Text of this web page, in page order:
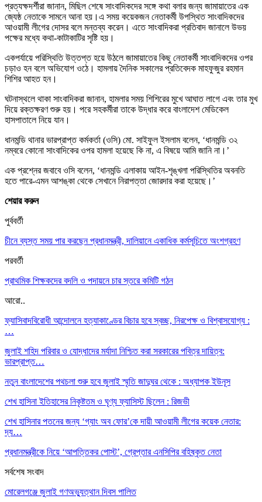
প্রত্যক্ষদর্শীরা জানান, মিছিল শেষে সাংবাদিকদের সঙ্গে কথা বলার জন্য জামায়াতের এক
জ্যেষ্ঠ নেতাকে সামনে আনা হয়।এ সময় কয়েকজন নেতাকর্মী উপস্থিত সাংবাদিকদের
আওয়ামী লীগের দোসর বলে মন্তব্য করেন। এতে সাংবাদিকরা প্রতিবাদ জানালে উভয়
পক্ষের মধ্যে কথা-কাটাকাটির সৃষ্টি হয়।
একপর্যায়ে পরিস্থিতি উত্তপ্ত হয়ে উঠলে জামায়াতের কিছু নেতাকর্মী সাংবাদিকদের ওপর
চড়াও হন বলে অভিযোগ ওঠে। হামলায় দৈনিক সকালের প্রতিবেদক মাহফুজুর রহমান
শিশির আহত হন।
ঘটনাস্থলে থাকা সাংবাদিকরা জানান, হামলার সময় শিশিরের মুখে আঘাত লাগে এবং তার মুখ
দিয়ে রক্তক্ষরণ শুরু হয়। পরে সহকর্মীরা তাকে উদ্ধার করে বাংলাদেশ মেডিকেল
হাসপাতালে নিয়ে যান।
ধানমন্ডি থানার ভারপ্রাপ্ত কর্মকর্তা (ওসি) মো. সাইফুল ইসলাম বলেন, ‘ধানমন্ডি ৩২
নম্বরে কোনো সাংবাদিকের ওপর হামলা হয়েছে কি না, এ বিষয়ে আমি জানি না।’
এক প্রশ্নের জবাবে ওসি বলেন, ‘ধানমন্ডি এলাকায় আইন-শৃঙ্খলা পরিস্থিতির অবনতি
হতে পারে-এমন আশঙ্কা থেকে সেখানে নিরাপত্তা জোরদার করা হয়েছে।’
শেয়ার করুন
পুর্ববর্তী
চীনে ব্যস্ত সময় পার করছেন প্রধানমন্ত্রী, দালিয়ানে একাধিক কর্মসূচিতে অংশগ্রহণ
পরবর্তী
প্রাথমিক শিক্ষকদের বদলি ও পদায়নে চার স্তরে কমিটি গঠন
আরো..
ফ্যাসিবাদবিরোধী আন্দোলনে হত্যাকাণ্ডের বিচার হবে স্বচ্ছ, নিরপেক্ষ ও বিশ্বাসযোগ্য :
…
জুলাই শহিদ পরিবার ও যোদ্ধাদের মর্যাদা নিশ্চিত করা সরকারের পবিত্র দায়িত্ব:
ভারপ্রাপ্ত…
নতুন বাংলাদেশের পথচলা শুরু হবে জুলাই স্মৃতি জাদুঘর থেকে : অধ্যাপক ইউনূস
শেখ হাসিনা ইতিহাসের নিকৃষ্টতম ও ঘৃণ্য ফ্যাসিস্ট ছিলেন : রিজভী
শেখ হাসিনার পতনের জন্য ‘গ্যাং অব ফোর’কে দায়ী আওয়ামী লীগের কয়েক নেতার:
দ্য…
প্রধানমন্ত্রীকে নিয়ে ‘আপত্তিকর পোস্ট’, গ্রেপ্তার এনসিপির বহিষ্কৃত নেতা
সর্বশেষ সংবাদ
মোরেলগঞ্জে জুলাই গণঅভ্যুত্থান দিবস পালিত